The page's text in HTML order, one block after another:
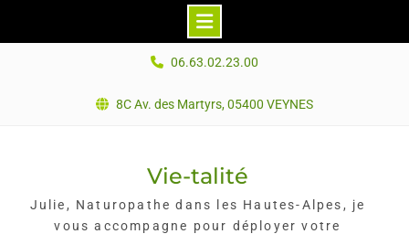
06.63.02.23.00
8C Av. des Martyrs, 05400 VEYNES
Vie-talité
Julie, Naturopathe dans les Hautes-Alpes, je
vous accompagne pour déployer votre